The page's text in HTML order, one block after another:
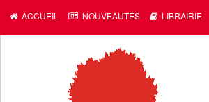
ACCUEIL NOUVEAUTÉS LIBRAIRIE